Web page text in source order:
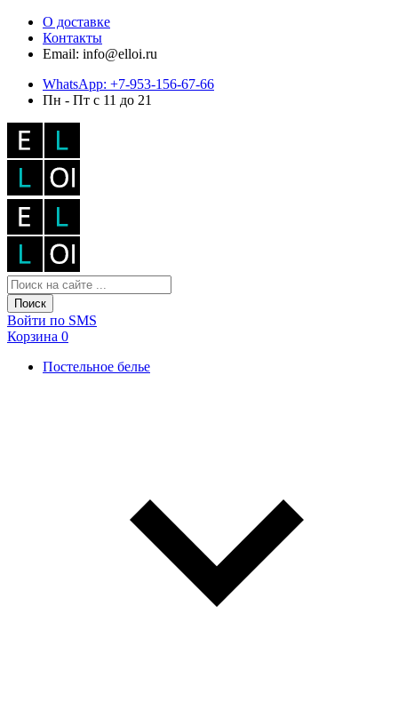
О доставке
Контакты
Email: info@elloi.ru
WhatsApp: +7-953-156-67-66
Пн - Пт с 11 до 21
Поиск
Войти по SMS
Корзина 0
Постельное белье